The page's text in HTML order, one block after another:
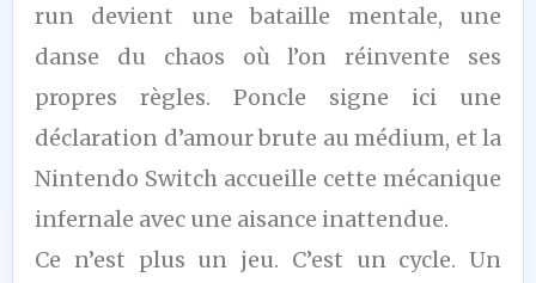
run devient une bataille mentale, une
danse du chaos où l’on réinvente ses
propres règles. Poncle signe ici une
déclaration d’amour brute au médium, et la
Nintendo Switch accueille cette mécanique
infernale avec une aisance inattendue.
Ce n’est plus un jeu. C’est un cycle. Un